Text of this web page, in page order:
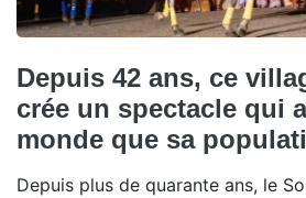
Depuis 42 ans, ce
crée un spectacle qui
monde que sa
Depuis plus de quarante ans, le